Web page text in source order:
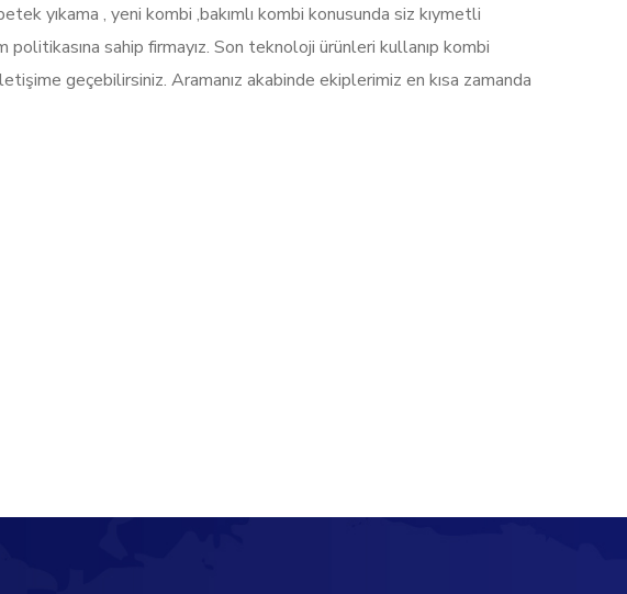
yıkama , yeni kombi ,bakımlı kombi konusunda siz kıymetli
sahip firmayız. Son teknoloji ürünleri kullanıp kombi
geçebilirsiniz. Aramanız akabinde ekiplerimiz en kısa zamanda